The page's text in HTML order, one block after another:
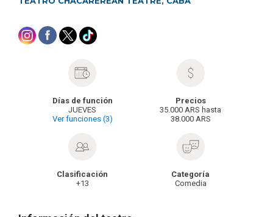
Clasificación
+13
Días de función
JUEVES
Ver funciones (3)
Precios
35.000 ARS hasta
38.000 ARS
Categoría
Comedia